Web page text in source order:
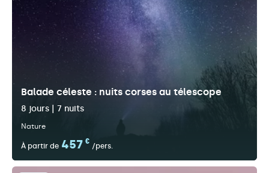
Balade céleste : nuits corses au télescope
8 jours | 7 nuits
Nature
À partir de 457 €
/pers.